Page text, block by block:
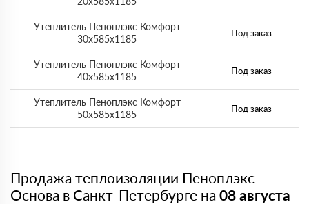
Утеплитель Пеноплэкс Комфорт
30х585х1185
Под заказ
Утеплитель Пеноплэкс Комфорт
40х585х1185
Под заказ
Утеплитель Пеноплэкс Комфорт
50х585х1185
Под заказ
Продажа теплоизоляции Пеноплэкс
Основа в Санкт-Петербурге на 08 августа